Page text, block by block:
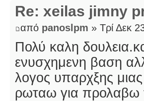
Re: xeilas jimny
από panoslpm » Τρί Δεκ
Πολύ καλη
ενυσχημενη βαση
λογος υπαρχξης
ρωταω για προλαβω